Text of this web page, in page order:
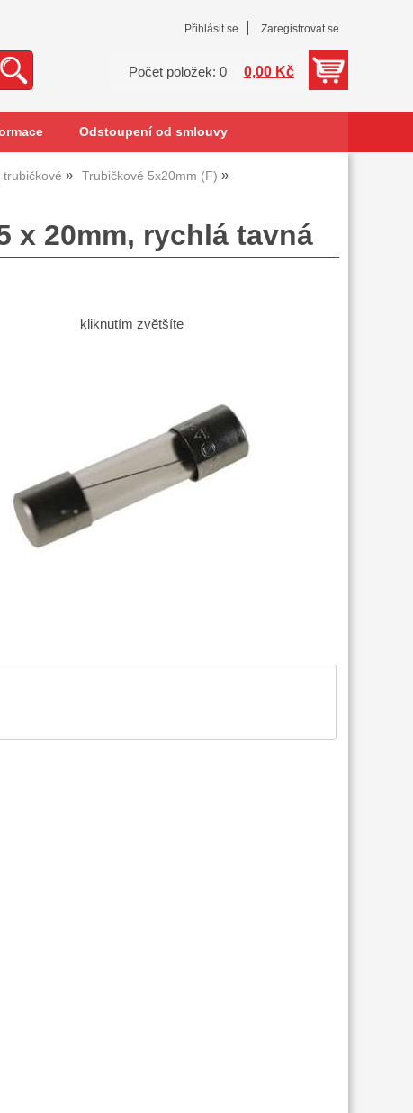
Přihlásit se Zaregistrovat se
Počet položek: 0 0,00 Kč
Odstoupení od smlouvy
trubičkové Trubičkové 5x20mm (F)
x 20mm, rychlá tavná
kliknutím zvětšíte